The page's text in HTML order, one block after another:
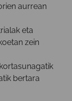
aurrean
eta
zein
bertara